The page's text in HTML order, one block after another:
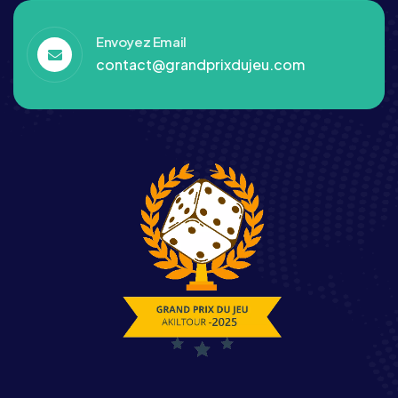
Envoyez Email
contact@grandprixdujeu.com